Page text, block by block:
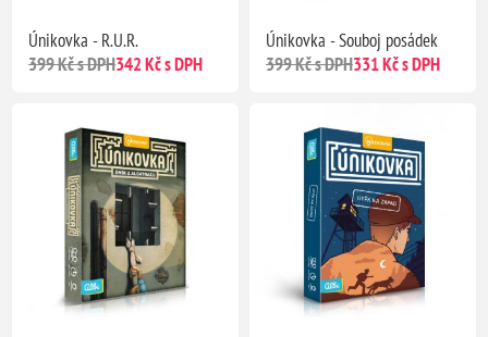
Únikovka - R.U.R.
399 Kč s DPH342 Kč s DPH
Únikovka - Souboj posádek
399 Kč s DPH331 Kč s DPH